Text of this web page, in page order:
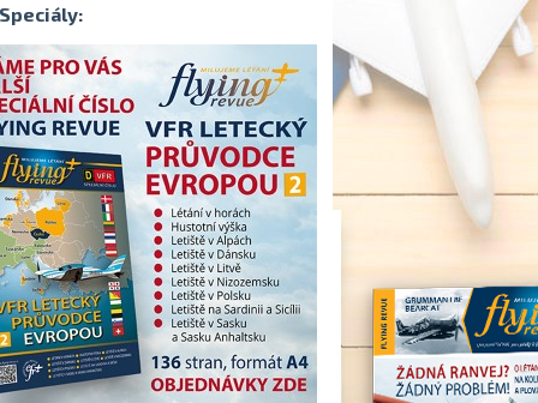
Speciály: